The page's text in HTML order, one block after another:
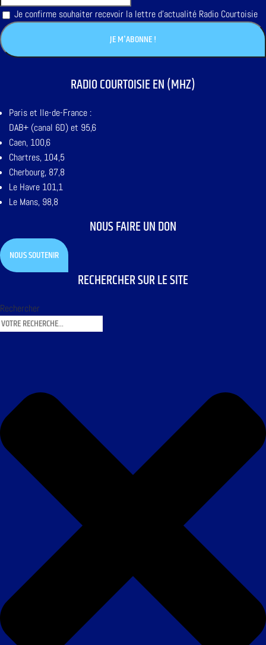
Je confirme souhaiter recevoir la lettre d'actualité Radio Courtoisie
RADIO COURTOISIE EN (MHZ)
Paris et Ile-de-France :
DAB+ (canal 6D) et 95,6
Caen, 100,6
Chartres, 104,5
Cherbourg, 87,8
Le Havre 101,1
Le Mans, 98,8
NOUS FAIRE UN DON
NOUS SOUTENIR
RECHERCHER SUR LE SITE
Rechercher